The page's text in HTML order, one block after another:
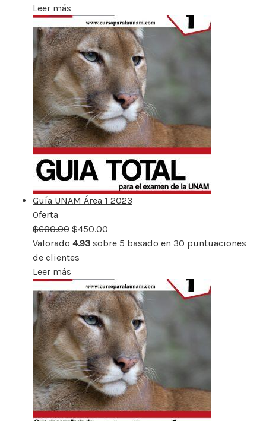
Leer más
Guía UNAM Área 1 2023
Oferta
rebajado
$600.00 $450.00
Valorado 4.93 sobre 5 basado en 30 puntuaciones
de clientes
Leer más